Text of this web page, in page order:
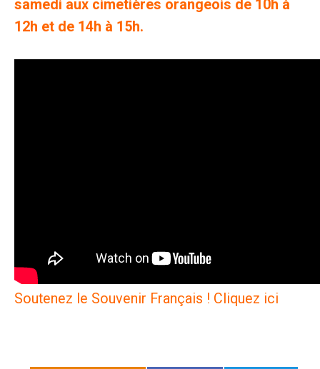
samedi aux cimetières orangeois de 10h à
12h et de 14h à 15h.
Soutenez le Souvenir Français ! Cliquez ici